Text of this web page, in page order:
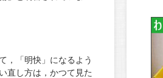
，「明快」になるよう
直し方は，かつて見た